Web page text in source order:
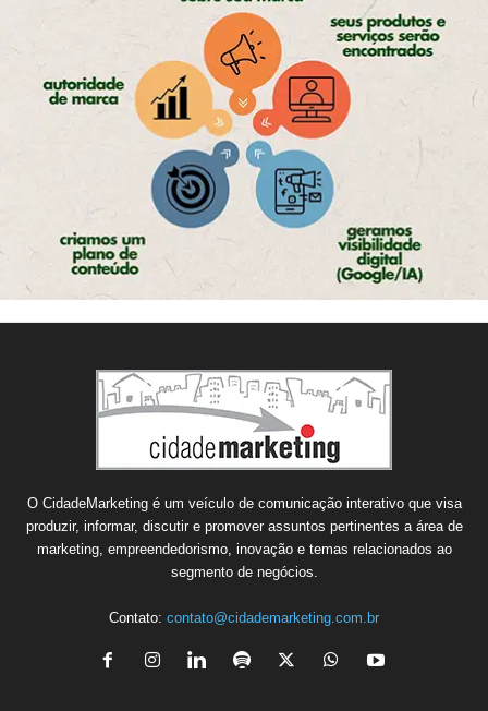
O CidadeMarketing é um veículo de comunicação interativo que visa
produzir, informar, discutir e promover assuntos pertinentes a área de
marketing, empreendedorismo, inovação e temas relacionados ao
segmento de negócios.
Contato: contato@cidademarketing.com.br